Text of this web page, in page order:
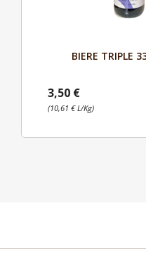

BIERE TRIPLE
3,50 €
(10,61 € L/Kg)